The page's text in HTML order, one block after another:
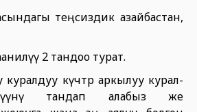
теңсиздик азайбастан,
2 тандоо турат.
куралдуу күчтөр аркылуу курал-
тандап алабыз же